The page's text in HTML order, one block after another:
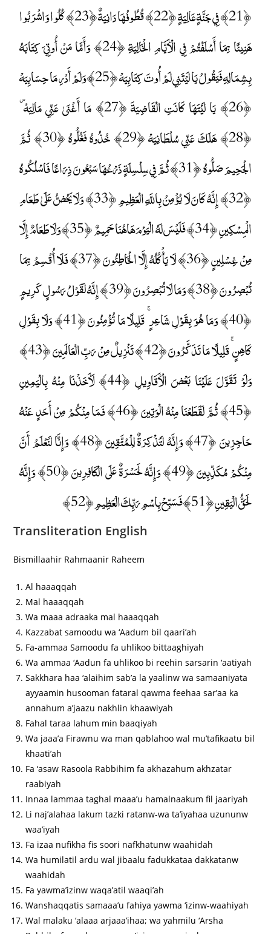
﴿21﴾ فِي جَنَّةٍ عَالِيَةٍ ﴿22﴾ قُطُوفُهَا دَانِيَةٌ ﴿23﴾ كُلُوا وَاشْرَبُوا
هَنِيئًا بِمَا أَسْلَفْتُمْ فِي الْأَيَّامِ الْخَالِيَةِ ﴿24﴾ وَأَمَّا مَنْ أُوتِيَ كِتَابَهُ
بِشِمَالِهِ فَيَقُولُ يَا لَيْتَنِي لَمْ أُوتَ كِتَابِيَهْ ﴿25﴾ وَلَمْ أَدْرِ مَا حِسَابِيَهْ
﴿26﴾ يَا لَيْتَهَا كَانَتِ الْقَاضِيَةَ ﴿27﴾ مَا أَغْنَىٰ عَنِّي مَالِيَهْ ۜ
﴿28﴾ هَلَكَ عَنِّي سُلْطَانِيَهْ ﴿29﴾ خُذُوهُ فَغُلُّوهُ ﴿30﴾ ثُمَّ
الْجَحِيمَ صَلُّوهُ ﴿31﴾ ثُمَّ فِي سِلْسِلَةٍ ذَرْعُهَا سَبْعُونَ ذِرَاعًا فَاسْلُكُوهُ
﴿32﴾ إِنَّهُ كَانَ لَا يُؤْمِنُ بِاللَّهِ الْعَظِيمِ ﴿33﴾ وَلَا يَحُضُّ عَلَىٰ طَعَامِ
الْمِسْكِينِ ﴿34﴾ فَلَيْسَ لَهُ الْيَوْمَ هَاهُنَا حَمِيمٌ ﴿35﴾ وَلَا طَعَامٌ إِلَّا
مِنْ غِسْلِينٍ ﴿36﴾ لَا يَأْكُلُهُ إِلَّا الْخَاطِئُونَ ﴿37﴾ فَلَا أُقْسِمُ بِمَا
تُبْصِرُونَ ﴿38﴾ وَمَا لَا تُبْصِرُونَ ﴿39﴾ إِنَّهُ لَقَوْلُ رَسُولٍ كَرِيمٍ
﴿40﴾ وَمَا هُوَ بِقَوْلِ شَاعِرٍ ۚ قَلِيلًا مَا تُؤْمِنُونَ ﴿41﴾ وَلَا بِقَوْلِ
كَاهِنٍ ۚ قَلِيلًا مَا تَذَكَّرُونَ ﴿42﴾ تَنْزِيلٌ مِنْ رَبِّ الْعَالَمِينَ ﴿43﴾
وَلَوْ تَقَوَّلَ عَلَيْنَا بَعْضَ الْأَقَاوِيلِ ﴿44﴾ لَأَخَذْنَا مِنْهُ بِالْيَمِينِ
﴿45﴾ ثُمَّ لَقَطَعْنَا مِنْهُ الْوَتِينَ ﴿46﴾ فَمَا مِنْكُمْ مِنْ أَحَدٍ عَنْهُ
حَاجِزِينَ ﴿47﴾ وَإِنَّهُ لَتَذْكِرَةٌ لِلْمُتَّقِينَ ﴿48﴾ وَإِنَّا لَنَعْلَمُ أَنَّ
مِنْكُمْ مُكَذِّبِينَ ﴿49﴾ وَإِنَّهُ لَحَسْرَةٌ عَلَى الْكَافِرِينَ ﴿50﴾ وَإِنَّهُ
لَحَقُّ الْيَقِينِ ﴿51﴾ فَسَبِّحْ بِاسْمِ رَبِّكَ الْعَظِيمِ ﴿52﴾
Transliteration English
Bismillaahir Rahmaanir Raheem
Al haaaqqah
Mal haaaqqah
Wa maaa adraaka mal haaaqqah
Kazzabat samoodu wa ‘Aadum bil qaari’ah
Fa-ammaa Samoodu fa uhlikoo bittaaghiyah
Wa ammaa ‘Aadun fa uhlikoo bi reehin sarsarin ‘aatiyah
Sakkhara haa ‘alaihim sab’a la yaalinw wa samaaniyata
ayyaamin husooman fataral qawma feehaa sar’aa ka
annahum a’jaazu nakhlin khaawiyah
Fahal taraa lahum min baaqiyah
Wa jaaa’a Firawnu wa man qablahoo wal mu’tafikaatu bil
khaati’ah
Fa ‘asaw Rasoola Rabbihim fa akhazahum akhzatar
raabiyah
Innaa lammaa taghal maaa’u hamalnaakum fil jaariyah
Li naj’alahaa lakum tazki ratanw-wa ta’iyahaa uzununw
waa’iyah
Fa izaa nufikha fis soori nafkhatunw waahidah
Wa humilatil ardu wal jibaalu fadukkataa dakkatanw
waahidah
Fa yawma’izinw waqa’atil waaqi’ah
Wanshaqqatis samaaa’u fahiya yawma ‘izinw-waahiyah
Wal malaku ‘alaaa arjaaa’ihaa; wa yahmilu ‘Arsha